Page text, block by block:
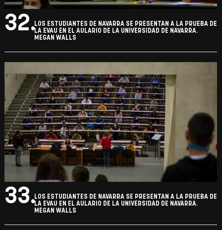
32.LOS ESTUDIANTES DE NAVARRA SE PRESENTAN A LA PRUEBA DE
LA EVAU EN EL AULARIO DE LA UNIVERSIDAD DE NAVARRA.
MEGAN WALLS
33.LOS ESTUDIANTES DE NAVARRA SE PRESENTAN A LA PRUEBA DE
LA EVAU EN EL AULARIO DE LA UNIVERSIDAD DE NAVARRA.
MEGAN WALLS